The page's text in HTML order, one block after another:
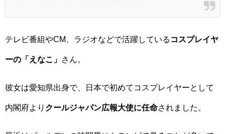
テレビ番組やCM、ラジオなどで活躍している コスプレイヤ
ーの「えなこ」 さん。
彼女は愛知県出身で、日本で初めてコスプレイヤーとして
内閣府より クールジャパン広報大使に任命されました。